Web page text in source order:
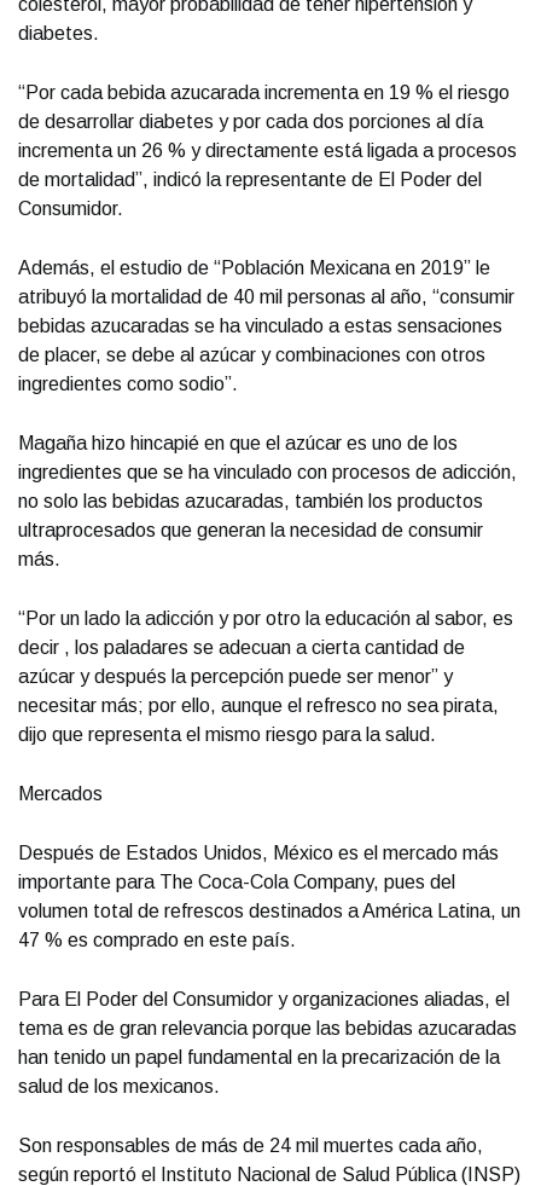
colesterol, mayor probabilidad de tener hipertensión y
diabetes.
“Por cada bebida azucarada incrementa en 19 % el riesgo
de desarrollar diabetes y por cada dos porciones al día
incrementa un 26 % y directamente está ligada a procesos
de mortalidad”, indicó la representante de El Poder del
Consumidor.
Además, el estudio de “Población Mexicana en 2019” le
atribuyó la mortalidad de 40 mil personas al año, “consumir
bebidas azucaradas se ha vinculado a estas sensaciones
de placer, se debe al azúcar y combinaciones con otros
ingredientes como sodio”.
Magaña hizo hincapié en que el azúcar es uno de los
ingredientes que se ha vinculado con procesos de adicción,
no solo las bebidas azucaradas, también los productos
ultraprocesados que generan la necesidad de consumir
más.
“Por un lado la adicción y por otro la educación al sabor, es
decir , los paladares se adecuan a cierta cantidad de
azúcar y después la percepción puede ser menor” y
necesitar más; por ello, aunque el refresco no sea pirata,
dijo que representa el mismo riesgo para la salud.
Mercados
Después de Estados Unidos, México es el mercado más
importante para The Coca-Cola Company, pues del
volumen total de refrescos destinados a América Latina, un
47 % es comprado en este país.
Para El Poder del Consumidor y organizaciones aliadas, el
tema es de gran relevancia porque las bebidas azucaradas
han tenido un papel fundamental en la precarización de la
salud de los mexicanos.
Son responsables de más de 24 mil muertes cada año,
según reportó el Instituto Nacional de Salud Pública (INSP)